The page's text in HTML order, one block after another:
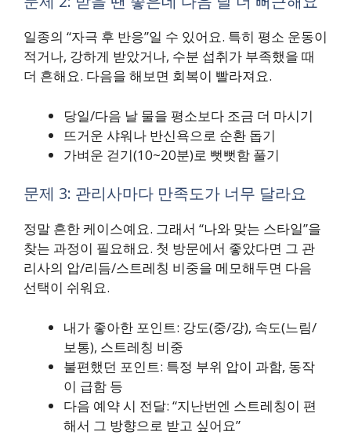
일종의 “자극 후 반응”일 수 있어요. 특히 평소 운동이
적거나, 강하게 받았거나, 수분 섭취가 부족했을 때
더 흔해요. 다음을 해보면 회복이 빨라져요.
당일/다음 날 물을 평소보다 조금 더 마시기
뜨거운 샤워나 반신욕으로 순환 돕기
가벼운 걷기(10~20분)로 뻣뻣함 풀기
문제 3: 관리사마다 만족도가 너무 달라요
정말 흔한 케이스예요. 그래서 “나와 맞는 스타일”을
찾는 과정이 필요해요. 첫 방문에서 좋았다면 그 관
리사의 압/리듬/스트레칭 비중을 메모해두면 다음
선택이 쉬워요.
내가 좋아한 포인트: 강도(중/강), 속도(느림/
보통), 스트레칭 비중
불편했던 포인트: 특정 부위 압이 과함, 동작
이 급함 등
다음 예약 시 전달: “지난번엔 스트레칭이 편
해서 그 방향으로 받고 싶어요”